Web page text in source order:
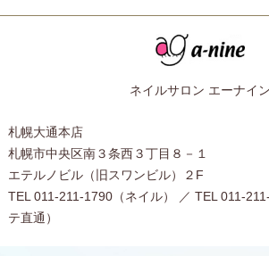
ネイルサロン エーナイン
札幌大通本店
札幌市中央区南３条西３丁目８－１
エテルノビル（旧スワンビル）２F
TEL 011-211-1790（ネイル） ／ TEL 011-
テ直通）